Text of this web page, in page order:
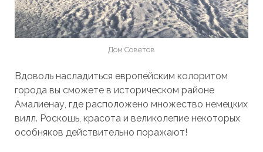
Дом Советов
Вдоволь насладиться европейским колоритом
города вы сможете в историческом районе
Амалиенау, где расположено множество немецких
вилл. Роскошь, красота и великолепие некоторых
особняков действительно поражают!